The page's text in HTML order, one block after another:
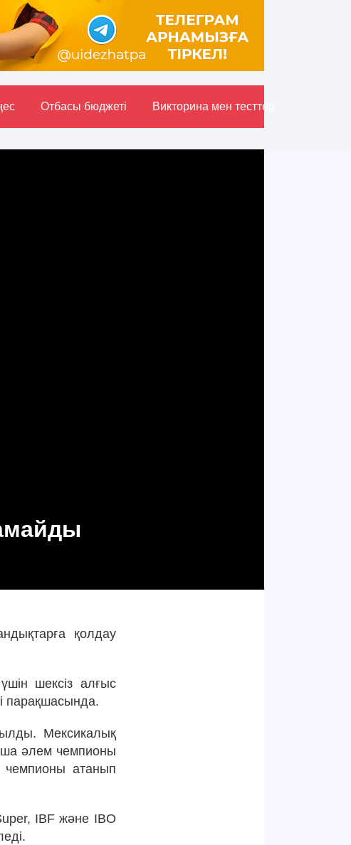
Отбасы бюджетi Викторина мен тесттер
қолдау
шексіз алғыс
парақшасында.
Мексикалық
әлем чемпионы
атанып
IBF және IBO